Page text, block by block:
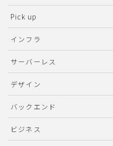
Pick up
インフラ
サーバーレス
デザイン
バックエンド
ビジネス